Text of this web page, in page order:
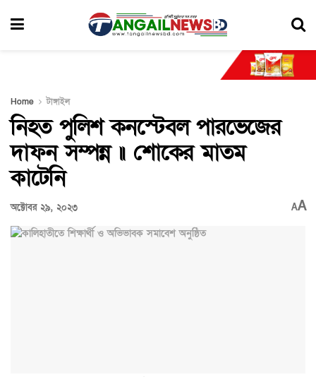
Home টাঙ্গাইল
নিহত পুলিশ কনস্টেবল পারভেজের
দাফন সম্পন্ন ॥ শোকের মাতম
কাটেনি
অক্টোবর ২৯, ২০২৩ AA